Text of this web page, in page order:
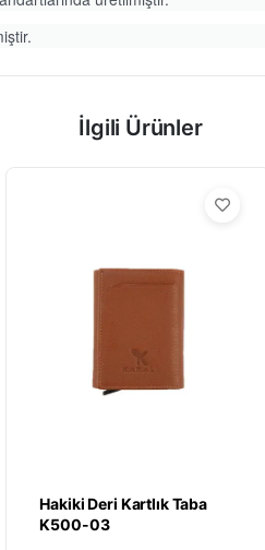
İlgili Ürünler
Hakiki Deri Kartlık Taba
K500-03